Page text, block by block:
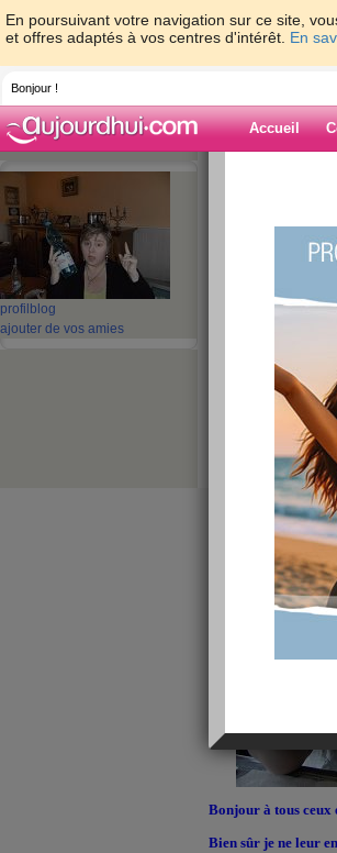
En poursuivant votre navigation sur ce site,
et offres adaptés à vos centres d'intérêt. En
Bonjour !
Accueil
profil blog
ajouter de vos amies
BIEN REPRENDRE
Blog
IL
publié le 07/09/
Bonjour à tous ceux
Bien sûr je ne leur